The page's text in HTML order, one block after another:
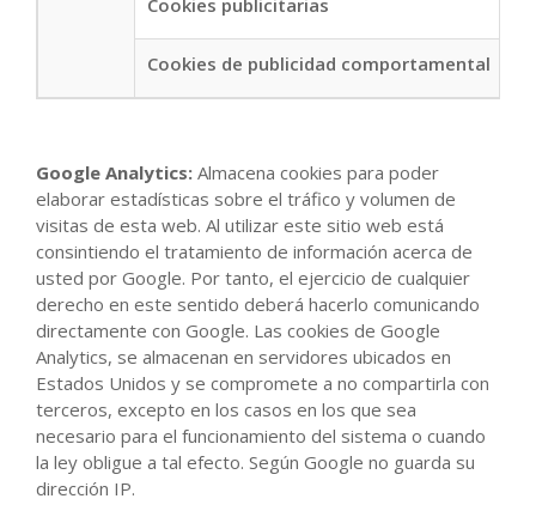
Cookies publicitarias
Cookies de publicidad comportamental
Google Analytics: Almacena cookies para poder
elaborar estadísticas sobre el tráfico y volumen de
visitas de esta web. Al utilizar este sitio web está
consintiendo el tratamiento de información acerca de
usted por Google. Por tanto, el ejercicio de cualquier
derecho en este sentido deberá hacerlo comunicando
directamente con Google. Las cookies de Google
Analytics, se almacenan en servidores ubicados en
Estados Unidos y se compromete a no compartirla con
terceros, excepto en los casos en los que sea
necesario para el funcionamiento del sistema o cuando
la ley obligue a tal efecto. Según Google no guarda su
dirección IP.